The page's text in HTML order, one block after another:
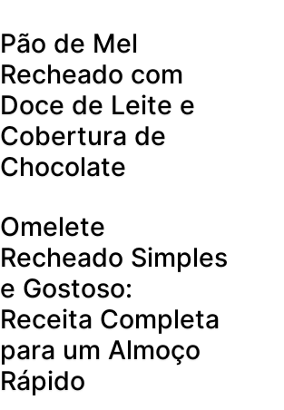
Pão de Mel
Recheado com
Doce de Leite e
Cobertura de
Chocolate
Omelete
Recheado Simples
e Gostoso:
Receita Completa
para um Almoço
Rápido